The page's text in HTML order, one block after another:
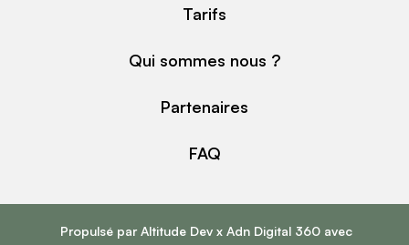
Tarifs
Qui sommes nous ?
Partenaires
FAQ
Propulsé par Altitude Devx Adn Digital 360avec